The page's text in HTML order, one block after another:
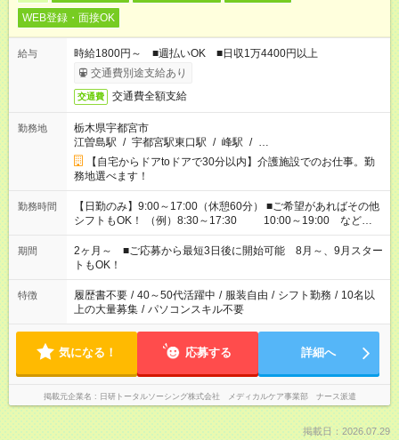
WEB登録・面接OK
給与
時給1800円～ ■週払いOK ■日収1万4400円以上
交通費別途支給あり
交通費 交通費全額支給
勤務地
栃木県宇都宮市
江曽島駅 / 宇都宮駅東口駅 / 峰駅 / …
【自宅からドアtoドアで30分以内】介護施設でのお仕事。勤
務地選べます！
勤務時間
【日勤のみ】9:00～17:00（休憩60分） ■ご希望があればその他
シフトもOK！ （例）8:30～17:30 10:00～19:00 など
「家族とお休みを合わせたい」 「できれば残業はしたくない」
など、あなたのご希望に沿ったお仕事をご紹介します！ ※Wワ
ーク希望の方へ 今ご覧のお仕事で希望する勤務時間と、もう1つ
のお仕事の勤務時間。 合計で週40時間を超える場合は応募でき
ません
期間
2ヶ月～ ■ご応募から最短3日後に開始可能 8月～、9月スター
トもOK！
特徴 履歴書不要 / 40～50代活躍中 / 服装自由 / シフト勤務 / 10名以
上の大量募集 / パソコンスキル不要
気になる！ 応募する 詳細へ
掲載元企業名 日研トータルソーシング株式会社 メディカルケア事業部 ナース派遣
掲載日：2026.07.29